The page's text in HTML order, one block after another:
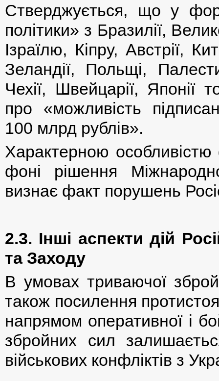
Стверджується, що у
політики» з Бразилії,
Ізраїлю, Кіпру, Австрії,
Зеландії, Польщі,
Чехії, Швейцарії, Японії
про «можливість
100 млрд рублів».
Характерною
фоні рішення
визнає факт порушень
2.3. Інші аспекти дій
та Заходу
В умовах триваючої
також посилення
напрямом оперативної і
збройних сил
військових конфліктів з